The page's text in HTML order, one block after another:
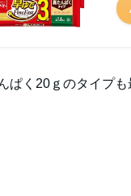
ぱく20ｇのタイプ